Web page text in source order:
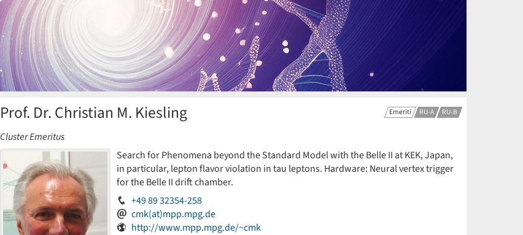
Emeriti RU-A RU-B
Prof. Dr. Christian M. Kiesling
Cluster Emeritus
Search for Phenomena beyond the Standard Model with the Belle II at KEK, Japan,
in particular, lepton flavor violation in tau leptons. Hardware: Neural vertex trigger
for the Belle II drift chamber.
+49 89 32354-258
cmk(at)mpp.mpg.de
http://www.mpp.mpg.de/~cmk